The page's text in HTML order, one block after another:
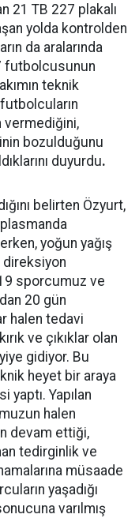
21 TB 227 plakalı
yolda kontrolden
da aralarında
futbolcusunun
teknik
vermediğini,
bozulduğunu
duyurdu.
belirten Özyurt,
yoğun yağış
direksiyon
sporcumuz ve
20 gün
halen tedavi
ve çıkıklar olan
gidiyor. Bu
heyet bir araya
Yapılan
halen
devam ettiği,
tedirginlik ve
müsaade
yaşadığı
varılmış